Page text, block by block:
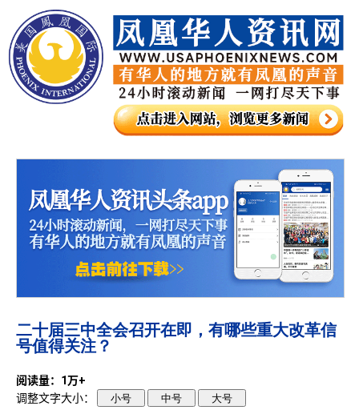
二十届三中全会召开在即，有哪些重大改革信
号值得关注？
阅读量：1万+
调整文字大小：
小号 中号 大号